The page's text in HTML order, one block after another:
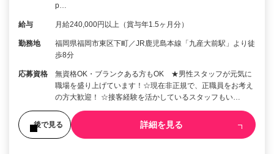
p…
給与 月給240,000円以上（賞与年1.5ヶ月分）
勤務地
福岡県福岡市東区下町／JR鹿児島本線「九産大前駅」より徒
歩8分
応募資格
無資格OK・ブランクある方もOK ★男性スタッフが元気に
職場を盛り上げています！☆現在非正規で、正職員をお考え
の方大歓迎！ ☆接客経験を活かしているスタッフもい…
後で見る 詳細を見る